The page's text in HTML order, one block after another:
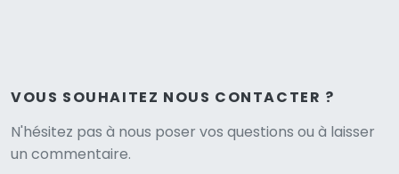
VOUS SOUHAITEZ NOUS CONTACTER ?
N'hésitez pas à nous poser vos questions ou à laisser
un commentaire.